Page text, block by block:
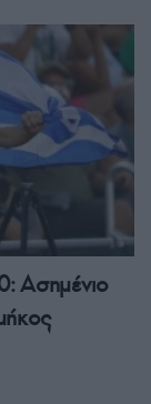
Ασημένιο